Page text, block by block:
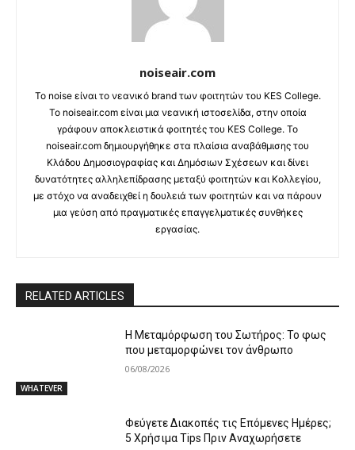
noiseair.com
Το noise είναι το νεανικό brand των φοιτητών του KES College.
Το noiseair.com είναι μια νεανική ιστοσελίδα, στην οποία
γράφουν αποκλειστικά φοιτητές του KES College. Το
noiseair.com δημιουργήθηκε στα πλαίσια αναβάθμισης του
Κλάδου Δημοσιογραφίας και Δημόσιων Σχέσεων και δίνει
δυνατότητες αλληλεπίδρασης μεταξύ φοιτητών και Κολλεγίου,
με στόχο να αναδειχθεί η δουλειά των φοιτητών και να πάρουν
μια γεύση από πραγματικές επαγγελματικές συνθήκες
εργασίας.
RELATED ARTICLES
WHATEVER
Η Μεταμόρφωση του Σωτήρος: Το φως
που μεταμορφώνει τον άνθρωπο
06/08/2026
Φεύγετε Διακοπές τις Επόμενες Ημέρες;
5 Χρήσιμα Tips Πριν Αναχωρήσετε